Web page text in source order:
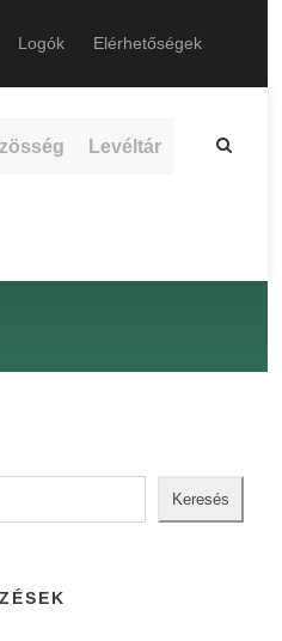
Logók Elérhetőségek
Levéltár
Keresés